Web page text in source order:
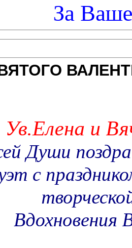
За
Ув.Елена и
Души
с
Вдохновения